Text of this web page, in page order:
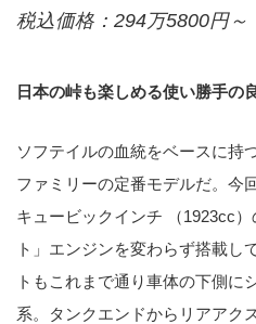
税込価格：294万5800円～
日本の峠も楽しめる使い勝手の
ソフテイルの血統をベースに持
ファミリーの定番モデルだ。今
キュービックインチ （1923cc
ト」エンジンを変わらず搭載し
トもこれまで通り車体の下側に
系。タンクエンドからリアアク